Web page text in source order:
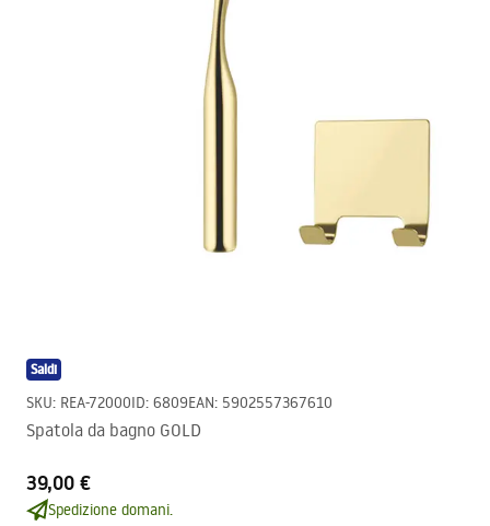
Saldi
SKU: REA-72000ID: 6809EAN: 5902557367610
Spatola da bagno GOLD
39,00 €
Spedizione domani.